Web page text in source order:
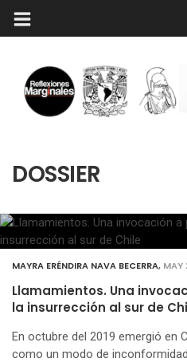
DOSSIER
MAYRA ERÉNDIRA NAVA BECERRA,
Llamamientos. Una
la insurrección al sur de
En octubre del 2019 emergió en
como un modo de